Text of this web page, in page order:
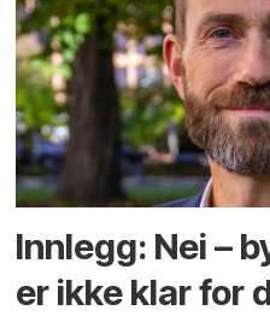
Innlegg: Nei –
er ikke klar for